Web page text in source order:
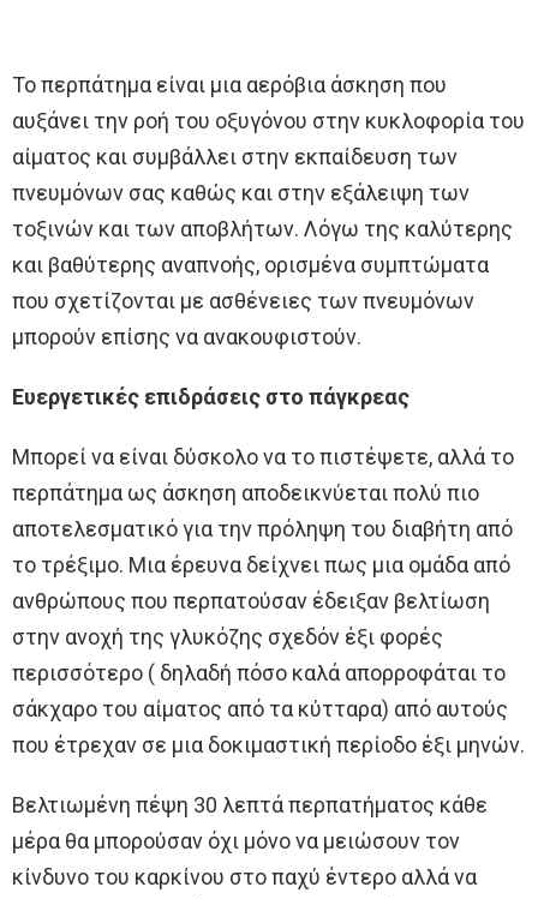
Το περπάτημα είναι μια αερόβια άσκηση που
αυξάνει την ροή του οξυγόνου στην κυκλοφορία του
αίματος και συμβάλλει στην εκπαίδευση των
πνευμόνων σας καθώς και στην εξάλειψη των
τοξινών και των αποβλήτων. Λόγω της καλύτερης
και βαθύτερης αναπνοής, ορισμένα συμπτώματα
που σχετίζονται με ασθένειες των πνευμόνων
μπορούν επίσης να ανακουφιστούν.
Ευεργετικές επιδράσεις στο πάγκρεας
Μπορεί να είναι δύσκολο να το πιστέψετε, αλλά το
περπάτημα ως άσκηση αποδεικνύεται πολύ πιο
αποτελεσματικό για την πρόληψη του διαβήτη από
το τρέξιμο. Μια έρευνα δείχνει πως μια ομάδα από
ανθρώπους που περπατούσαν έδειξαν βελτίωση
στην ανοχή της γλυκόζης σχεδόν έξι φορές
περισσότερο ( δηλαδή πόσο καλά απορροφάται το
σάκχαρο του αίματος από τα κύτταρα) από αυτούς
που έτρεχαν σε μια δοκιμαστική περίοδο έξι μηνών.
Βελτιωμένη πέψη 30 λεπτά περπατήματος κάθε
μέρα θα μπορούσαν όχι μόνο να μειώσουν τον
κίνδυνο του καρκίνου στο παχύ έντερο αλλά να